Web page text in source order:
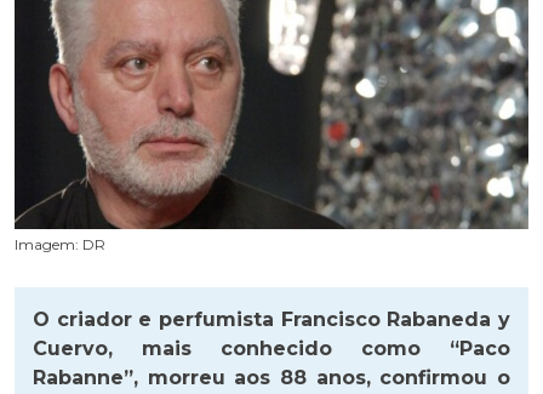
Imagem: DR
O criador e perfumista Francisco Rabaneda y
Cuervo, mais conhecido como “Paco
Rabanne”, morreu aos 88 anos, confirmou o